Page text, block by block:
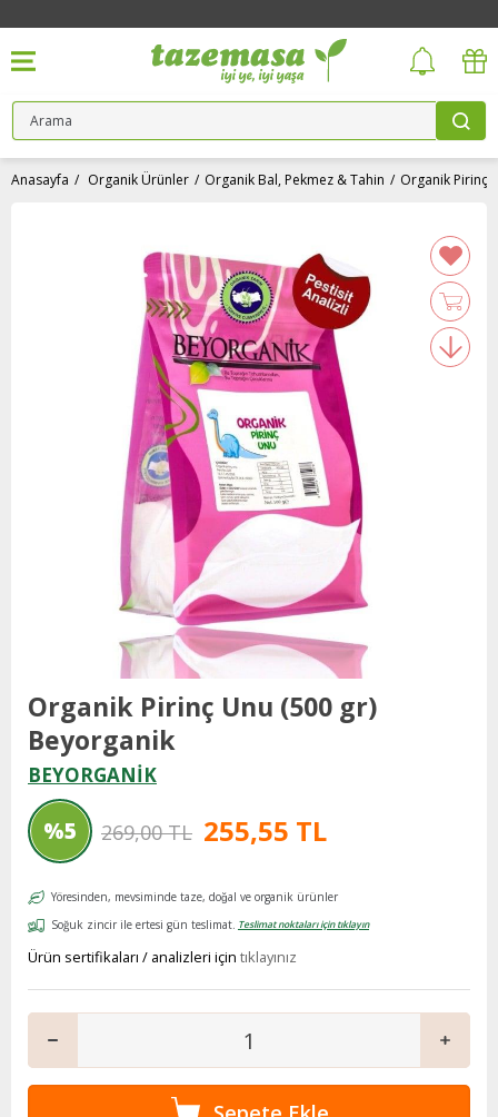
Anasayfa Organik Ürünler Organik Bal, Pekmez & Tahin
Organik Pirinç Unu (500 gr)
Beyorganik
BEYORGANİK
%5
İndirim
269,00 TL 255,55 TL
Yöresinden, mevsiminde taze, doğal ve organik ürünler
Soğuk zincir ile ertesi gün teslimat. Teslimat noktaları için tıklayın
Ürün sertifikaları / analizleri için tıklayınız